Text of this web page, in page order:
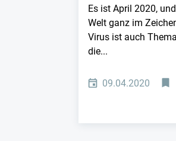
Es ist April 2020,
Welt ganz im
Virus ist auch
die...
09.04.2020